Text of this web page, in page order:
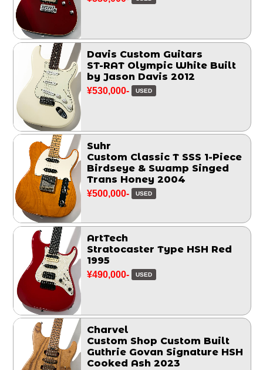
Davis Custom Guitars
ST-RAT Olympic White Built
by Jason Davis 2012
¥530,000- USED
Suhr
Custom Classic T SSS 1-Piece
Birdseye & Swamp Singed
Trans Honey 2004
¥500,000- USED
ArtTech
Stratocaster Type HSH Red
1995
¥490,000- USED
Charvel
Custom Shop Custom Built
Guthrie Govan Signature HSH
Cooked Ash 2023